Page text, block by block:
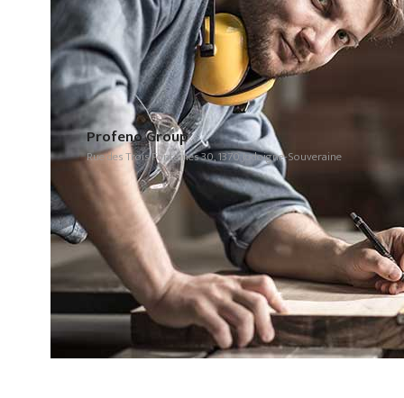
Profeno Group
Rue des Trois Fontaines 30, 1370 Jodoigne-Souveraine